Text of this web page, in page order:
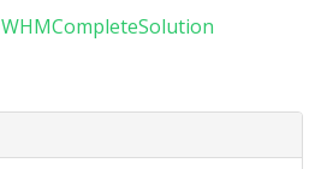
WHMCompleteSolution